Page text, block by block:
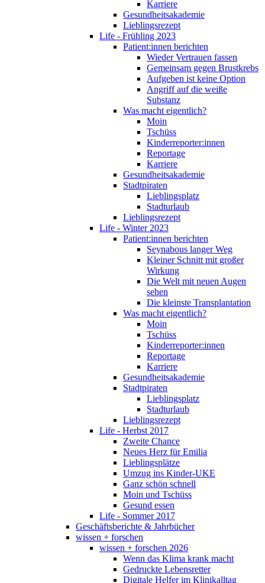
Karriere
Gesundheitsakademie
Lieblingsrezept
Life - Frühling 2023
Patient:innen berichten
Wieder Vertrauen fassen
Gemeinsam gegen Brustkrebs
Aufgeben ist keine Option
Angriff auf die weiße
Substanz
Was macht eigentlich?
Moin
Tschüss
Kinderreporter:innen
Reportage
Karriere
Gesundheitsakademie
Stadtpiraten
Lieblingsplatz
Stadturlaub
Lieblingsrezept
Life - Winter 2023
Patient:innen berichten
Seynabous langer Weg
Kleiner Schnitt mit großer
Wirkung
Die Welt mit neuen Augen
sehen
Die kleinste Transplantation
Was macht eigentlich?
Moin
Tschüss
Kinderreporter:innen
Reportage
Karriere
Gesundheitsakademie
Stadtpiraten
Lieblingsplatz
Stadturlaub
Lieblingsrezept
Life - Herbst 2017
Zweite Chance
Neues Herz für Emilia
Lieblingsplätze
Umzug ins Kinder-UKE
Ganz schön schnell
Moin und Tschüss
Gesund essen
Life - Sommer 2017
Geschäftsberichte & Jahrbücher
wissen + forschen
wissen + forschen 2026
Wenn das Klima krank macht
Gedruckte Lebensretter
Digitale Helfer im Klinikalltag